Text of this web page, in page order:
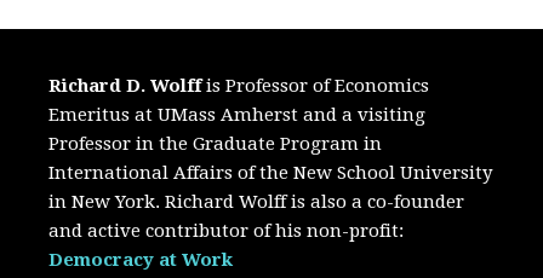
Richard D. Wolffis Professor of Economics
Emeritus at UMass Amherst and a visiting
Professor in the Graduate Program in
International Affairs of the New School University
in New York. Richard Wolff is also a co-founder
and active contributor of his non-profit:
Democracy at Work